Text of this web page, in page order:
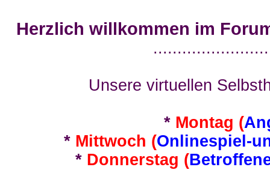
Herzlich willkommen im
Unsere virtuellen
* Montag (
* Mittwoch (Onlinespiel-
* Donnerstag (